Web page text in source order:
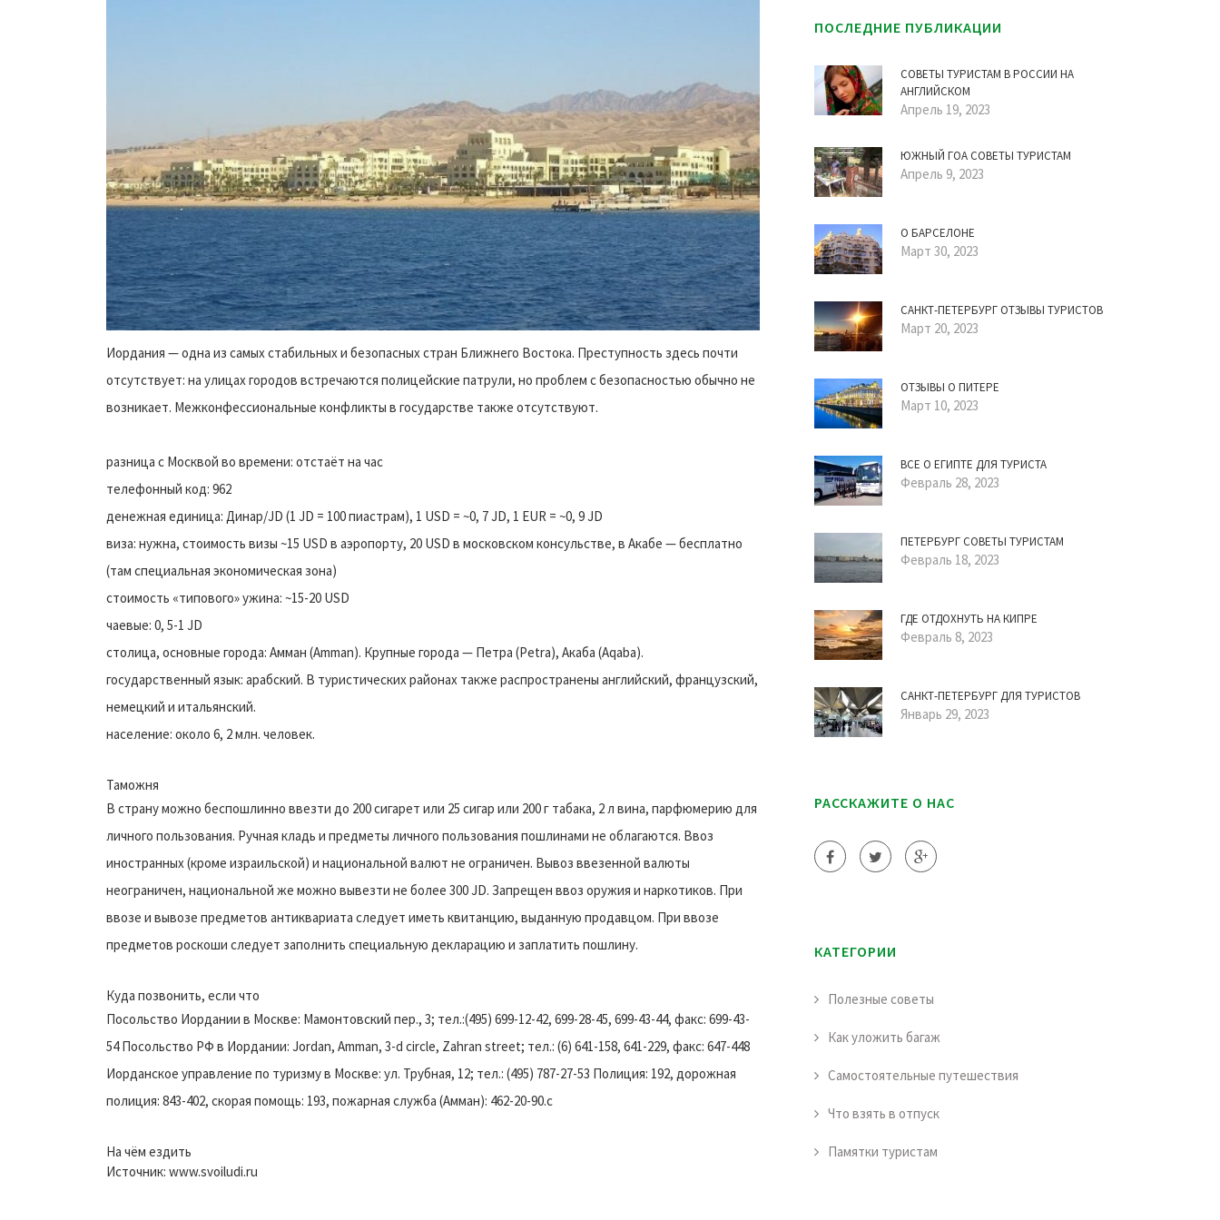
Иордания — одна из самых стабильных и безопасных стран Ближнего Востока. Преступность здесь почти
отсутствует: на улицах городов встречаются полицейские патрули, но проблем с безопасностью обычно не
возникает. Межконфессиональные конфликты в государстве также отсутствуют.
разница с Москвой во времени: отстаёт на час
телефонный код: 962
денежная единица: Динар/JD (1 JD = 100 пиастрам), 1 USD = ~0, 7 JD, 1 EUR = ~0, 9 JD
виза: нужна, стоимость визы ~15 USD в аэропорту, 20 USD в московском консульстве, в Акабе — бесплатно
(там специальная экономическая зона)
стоимость «типового» ужина: ~15-20 USD
чаевые: 0, 5-1 JD
столица, основные города: Амман (Amman). Крупные города — Петра (Petra), Акаба (Aqaba).
государственный язык: арабский. В туристических районах также распространены английский, французский,
немецкий и итальянский.
население: около 6, 2 млн. человек.
Таможня
В страну можно беспошлинно ввезти до 200 сигарет или 25 сигар или 200 г табака, 2 л вина, парфюмерию для
личного пользования. Ручная кладь и предметы личного пользования пошлинами не облагаются. Ввоз
иностранных (кроме израильской) и национальной валют не ограничен. Вывоз ввезенной валюты
неограничен, национальной же можно вывезти не более 300 JD. Запрещен ввоз оружия и наркотиков. При
ввозе и вывозе предметов антиквариата следует иметь квитанцию, выданную продавцом. При ввозе
предметов роскоши следует заполнить специальную декларацию и заплатить пошлину.
Куда позвонить, если что
Посольство Иордании в Москве: Мамонтовский пер., 3; тел.:(495) 699-12-42, 699-28-45, 699-43-44, факс: 699-43-
54 Посольство РФ в Иордании: Jordan, Amman, 3-d circle, Zahran street; тел.: (6) 641-158, 641-229, факс: 647-448
Иорданское управление по туризму в Москве: ул. Трубная, 12; тел.: (495) 787-27-53 Полиция: 192, дорожная
полиция: 843-402, скорая помощь: 193, пожарная служба (Амман): 462-20-90.c
На чём ездить
Источник: www.svoiludi.ru
ПОСЛЕДНИЕ ПУБЛИКАЦИИ
СОВЕТЫ ТУРИСТАМ В РОССИИ НА
АНГЛИЙСКОМ
Апрель 19, 2023
ЮЖНЫЙ ГОА СОВЕТЫ ТУРИСТАМ
Апрель 9, 2023
О БАРСЕЛОНЕ
Март 30, 2023
САНКТ-ПЕТЕРБУРГ ОТЗЫВЫ ТУРИСТОВ
Март 20, 2023
ОТЗЫВЫ О ПИТЕРЕ
Март 10, 2023
ВСЕ О ЕГИПТЕ ДЛЯ ТУРИСТА
Февраль 28, 2023
ПЕТЕРБУРГ СОВЕТЫ ТУРИСТАМ
Февраль 18, 2023
ГДЕ ОТДОХНУТЬ НА КИПРЕ
Февраль 8, 2023
САНКТ-ПЕТЕРБУРГ ДЛЯ ТУРИСТОВ
Январь 29, 2023
РАССКАЖИТЕ О НАС
КАТЕГОРИИ
Полезные советы
Как уложить багаж
Самостоятельные путешествия
Что взять в отпуск
Памятки туристам